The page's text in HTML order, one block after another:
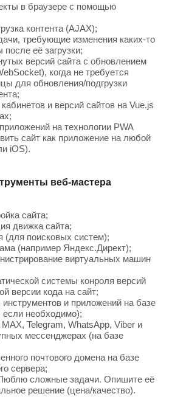
в браузере с помощью
контента (AJAX);
требующие изменения каких-то
её загрузки;
версий сайта с обновлением
когда не требуется
для обновления/подгрузки
и версий сайтов на Vue.js
на технологии PWA
сайт как приложение на любой
iOS).
веб-мастера
сайта;
движка сайта;
поисковых систем);
(например Яндекс.Директ);
виртуальных машин
системы конроля версий
версии кода на сайт;
и приложений на базе
если необходимо);
Telegram, WhatsApp, Viber и
мессенджерах (на базе
почтового домена на базе
сервера;
сложные задачи. Опишите её
решение (цена/качество).